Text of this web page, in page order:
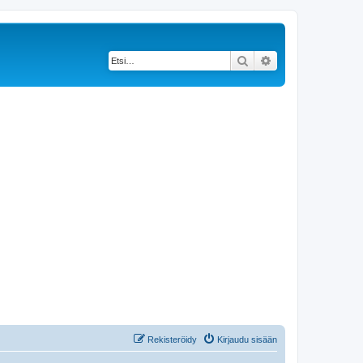
Etsi
Kirjaudu sisään
Rekisteröidy